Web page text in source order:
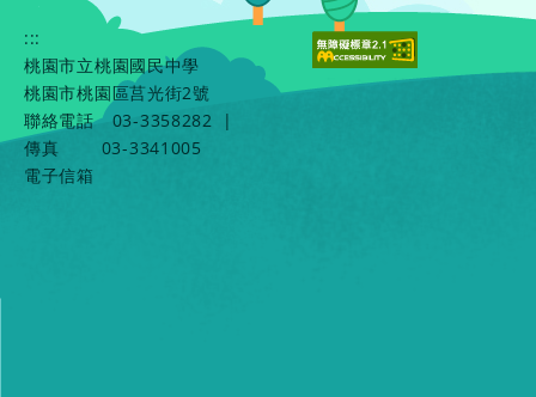
:::
桃園市立桃園國民中學
桃園市桃園區莒光街2號
聯絡電話
03-3358282
|
傳真
03-3341005
電子信箱